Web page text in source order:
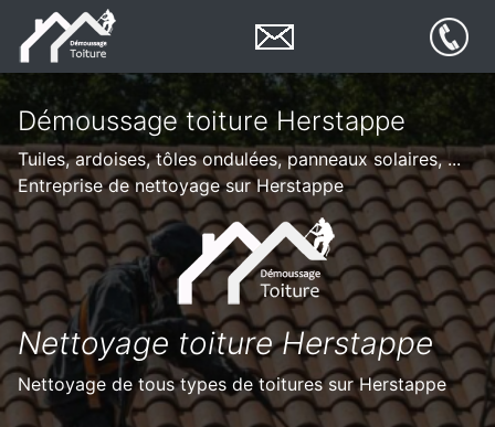
Démoussage toiture Herstappe
Tuiles, ardoises, tôles ondulées, panneaux solaires, ...
Entreprise de nettoyage sur Herstappe
Nettoyage toiture Herstappe
Nettoyage de tous types de toitures sur Herstappe